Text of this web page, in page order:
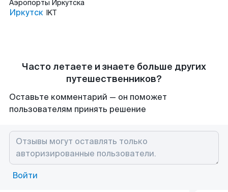
Аэропорты Иркутска
Иркутск IKT
Часто летаете и знаете больше других
путешественников?
Оставьте комментарий — он поможет
пользователям принять решение
Войти